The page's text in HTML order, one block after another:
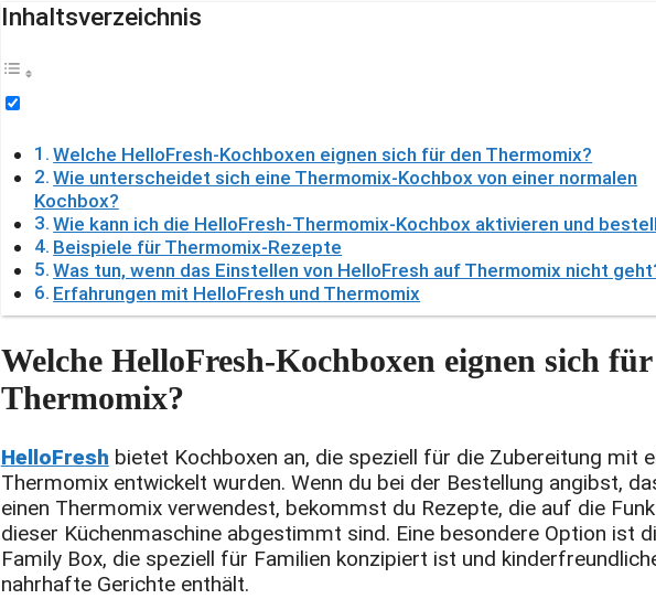
Inhaltsverzeichnis
Welche HelloFresh-Kochboxen eignen sich für den Thermomix?
Wie unterscheidet sich eine Thermomix-Kochbox von einer normalen
Kochbox?
Wie kann ich die HelloFresh-Thermomix-Kochbox aktivieren und
Beispiele für Thermomix-Rezepte
Was tun, wenn das Einstellen von HelloFresh auf Thermomix nicht
Erfahrungen mit HelloFresh und Thermomix
Welche HelloFresh-Kochboxen eignen sich
Thermomix?
HelloFresh bietet Kochboxen an, die speziell für die Zubereitung mit
Thermomix entwickelt wurden. Wenn du bei der Bestellung angibst,
einen Thermomix verwendest, bekommst du Rezepte, die auf die
dieser Küchenmaschine abgestimmt sind. Eine besondere Option ist
Family Box, die speziell für Familien konzipiert ist und
nahrhafte Gerichte enthält.